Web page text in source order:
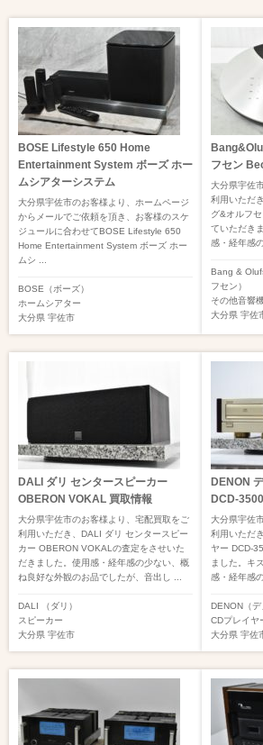
BOSE Lifestyle 650 Home
Entertainment System ボーズ ホー
ムシアターシステム
大分県宇佐市のお客様より、ホームページ
からメールでご依頼を頂き、お客様のスケ
ジュールに合わせてBOSE Lifestyle 650
Home Entertainment System ボーズ ホー
ムシ ...
BOSE（ボーズ）
ホームシアター
大分県 宇佐市
フセン
大分県宇佐
利用いただ
グ&オルフ
ていただき
感・経年感
Bang &
フセン）
その他音響
大分県 宇佐
DALI ダリ センタースピーカー
OBERON VOKAL 買取情報
大分県宇佐市のお客様より、宅配買取をご
利用いただき、DALI ダリ センタースピー
カー OBERON VOKALの査定をさせいた
だきました。使用感・経年感の少ない、概
ね良好な外観のお品でしたが、音出し ...
DALI （ダリ）
スピーカー
大分県 宇佐市
DENON
DCD-
大分県宇佐
利用いただ
ヤー DCD-
ました。キ
感・経年感
DENON（デ
CDプレイヤ
大分県 宇佐